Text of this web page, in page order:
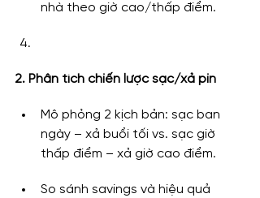
nhà theo giờ cao/thấp điểm.
2. Phân tích chiến lược sạc/xả pin
Mô phỏng 2 kịch bản: sạc ban
ngày – xả buổi tối vs. sạc giờ
thấp điểm – xả giờ cao điểm.
So sánh savings và hiệu quả